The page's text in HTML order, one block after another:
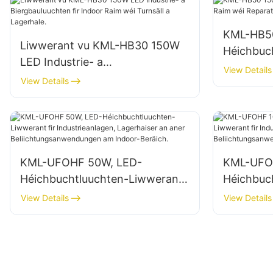
Liwwerant vu KML-HB30 150W
LED Industrie- a
Biergbauluuchten fir Indoor
Raim wéi Turnsäll a Lagerhale.
View Details
KML-
Raim wéi
View Details
KML-UFOHF 50W, LED-
Héichbuchtluuchten-Liwwerant
fir Industrieanlagen, Lagerhaiser
an aner
View Details
KML-
fir
an aner
View Details